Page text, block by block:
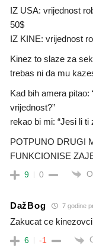
IZ USA: vrijednost
50$
IZ KINE: vrijednost
Kinez to slaze za
trebas ni da mu
Kad bih amera
vrijednost?”
rekao bi mi: “Jesi li ti
POTPUNO DRUGI
FUNKCIONISE
9 0
DažBog 7 godine
Zakucat ce
6 -1